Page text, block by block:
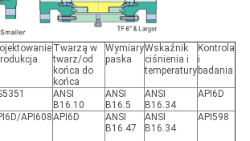
Twarzą w
twarz/od
końca do
końca
Wymiary
paska
Wskaźnik
ciśnienia i
temperatury
Kontrola
i
badania
ANSI
B16.10
ANSI
B16.5
ANSI
B16.34
API6D
API608API6D
ANSI
B16.47
ANSI
B16.34
API598